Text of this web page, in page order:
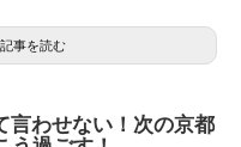
記事を読む
言わせない！次の京都